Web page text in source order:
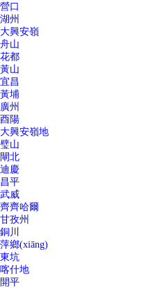
營口
湖州
大興安嶺
舟山
花都
黃山
宜昌
黃埔
廣州
酉陽
大興安嶺地
璧山
閘北
迪慶
昌平
武威
齊齊哈爾
甘孜州
銅川
萍鄉(xiāng)
東坑
喀什地
開平